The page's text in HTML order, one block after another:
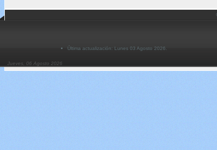
Última actualización: Lunes 03 Agosto 2026.
Jueves, 06 Agosto 2026